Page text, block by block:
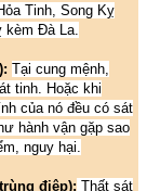
Tinh, Song Kỵ
kèm Đà La.
Tại cung mệnh,
tinh. Hoặc khi
của nó đều có sát
hành vận gặp sao
nguy hại.
điệp): Thất sát